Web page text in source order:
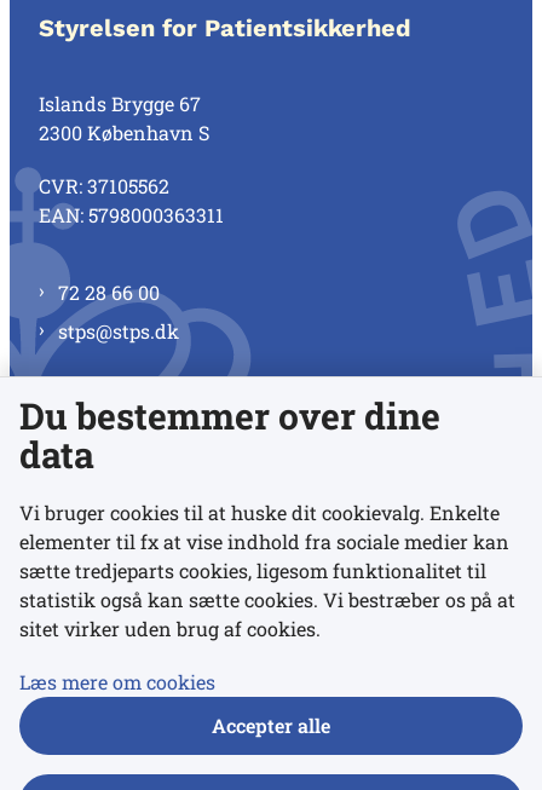
Styrelsen for Patientsikkerhed
Islands Brygge 67
2300 København S
CVR: 37105562
EAN: 5798000363311
72 28 66 00
stps@stps.dk
Se alle kontaktnumre
Links
Udgivelser
Du bestemmer over dine
data
Vi bruger cookies til at huske dit cookievalg. Enkelte
elementer til fx at vise indhold fra sociale medier kan
sætte tredjeparts cookies, ligesom funktionalitet til
statistik også kan sætte cookies. Vi bestræber os på at
sitet virker uden brug af cookies.
Læs mere om cookies
Accepter alle